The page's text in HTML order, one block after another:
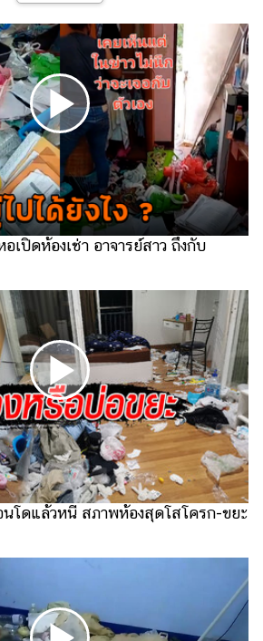
เปิดห้องเช่า อาจารย์สาว ถึงกับ
นโดแล้วหนี สภาพห้องสุดโสโครก-ขยะ